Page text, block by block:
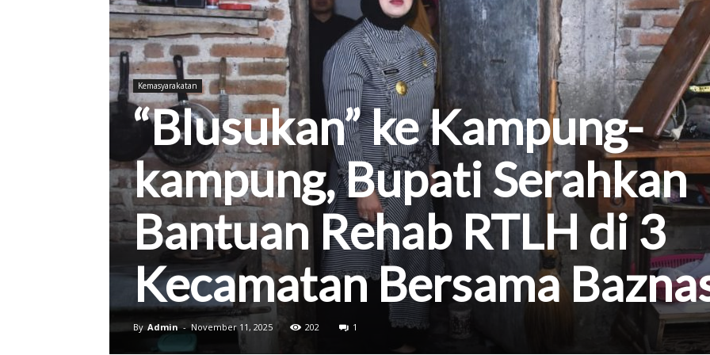
Kab.
Sukoharjo
Kemasyarakatan
“Blusukan” ke Kampung-
kampung, Bupati Serahkan
Bantuan Rehab RTLH di 3
Kecamatan Bersama
By Admin - November 11, 2025 202 1